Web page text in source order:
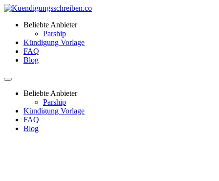
Beliebte Anbieter
Parship
Kündigung Vorlage
FAQ
Blog
Beliebte Anbieter
Parship
Kündigung Vorlage
FAQ
Blog